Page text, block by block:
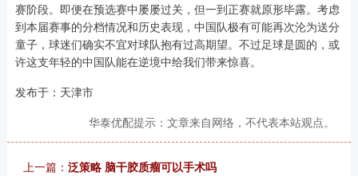
赛阶段。即便在预选赛中屡屡过关，但一到正赛就原形毕露。考虑
到本届赛事的分档情况和历史表现，中国队极有可能再次沦为送分
童子，球迷们确实不宜对球队抱有过高期望。不过足球是圆的，或
许这支年轻的中国队能在逆境中给我们带来惊喜。
发布于：天津市
华泰优配提示：文章来自网络，不代表本站观点。
上一篇： 泛策略 脑干胶质瘤可以手术吗